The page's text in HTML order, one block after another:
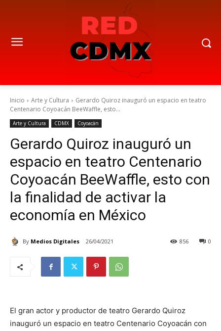
Inicio Arte y Cultura
Gerardo Quiroz inauguró un espacio en teatro
Centenario Coyoacán BeeWaffle, esto...
Arte y Cultura CDMX Coyoacán
Gerardo Quiroz inauguró un
espacio en teatro Centenario
Coyoacán BeeWaffle, esto con
la finalidad de activar la
economía en México
By Medios Digitales 26/04/2021 0
856
El gran actor y productor de teatro Gerardo Quiroz
inauguró un espacio en teatro Centenario Coyoacán con